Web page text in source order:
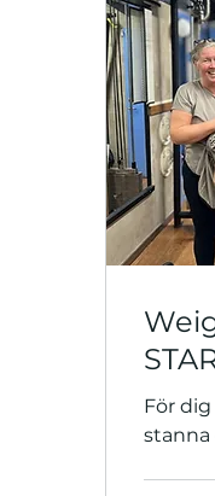
För
stanna